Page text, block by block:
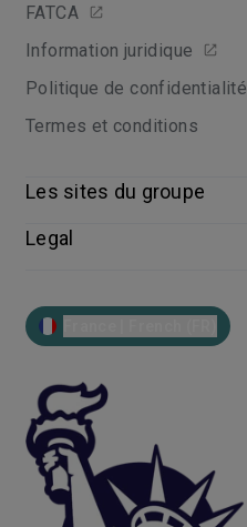
FATCA
Information juridique
Politique de confidentialité
Termes et conditions
Les sites du groupe
Legal